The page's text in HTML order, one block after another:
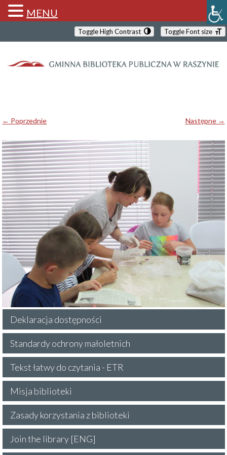
Toggle High Contrast Toggle Font size
← Poprzednie Następne →
Deklaracja dostępności
Standardy ochrony małoletnich
Tekst łatwy do czytania - ETR
Misja biblioteki
Zasady korzystania z biblioteki
Join the library [ENG]
MENU